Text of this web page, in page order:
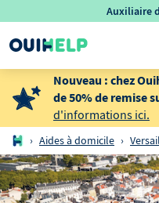
Auxiliaire
Nouveau : chez
de 50% de remise
d'informations ici.
› Aides à domicile ›